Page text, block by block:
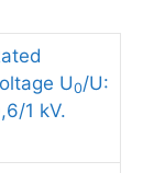
U0/U:
1 kV.